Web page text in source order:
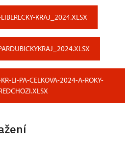
KRAJ_2024.XLSX
LI-PA-CELKOVA-2024-A-ROKY-